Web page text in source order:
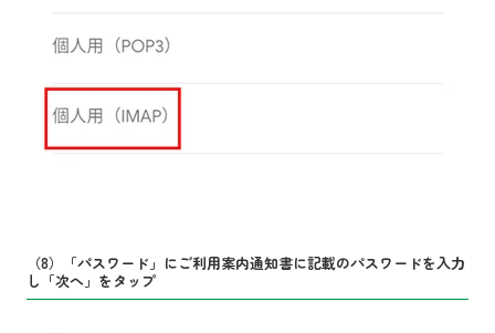
（8）「パスワード」にご利用案内通知書に記載のパスワードを入力
し「次へ」をタップ